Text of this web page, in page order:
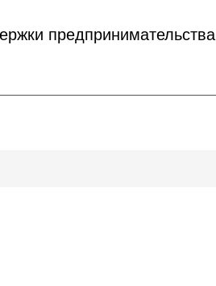
предпринимательства